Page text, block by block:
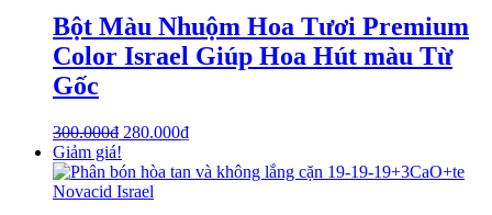
Bột Màu Nhuộm Hoa Tươi Premium
Color Israel Giúp Hoa Hút màu Từ
Gốc
300.000₫ 280.000₫
Giảm giá!